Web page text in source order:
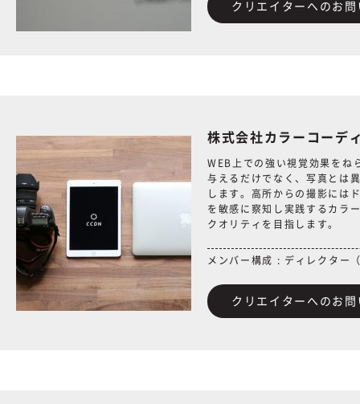
クリエイターへのお
株式会社カラーコーデ
WEB上での強い視覚効果をね
与えるだけでなく、写真とは
します。高所からの撮影には
を敏感に察知し実践するカラ
クオリティを目指します。
メンバー構成 : ディレクター
クリエイターへのお